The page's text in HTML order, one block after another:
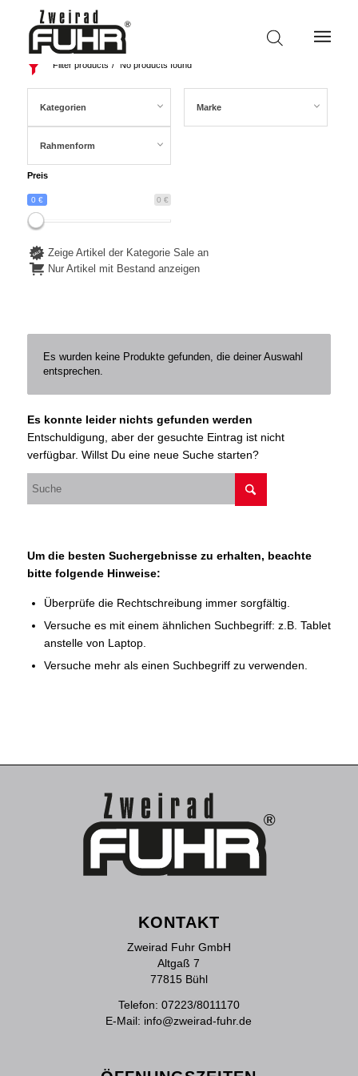
Filter products No products found
Kategorien Marke
Rahmenform
Preis
0 €
0 €
Zeige Artikel der Kategorie Sale an
Nur Artikel mit Bestand anzeigen
Es wurden keine Produkte gefunden, die deiner Auswahl
entsprechen.
Es konnte leider nichts gefunden werden
Entschuldigung, aber der gesuchte Eintrag ist nicht
verfügbar. Willst Du eine neue Suche starten?
Um die besten Suchergebnisse zu erhalten, beachte
bitte folgende Hinweise:
Überprüfe die Rechtschreibung immer sorgfältig.
Versuche es mit einem ähnlichen Suchbegriff: z.B. Tablet
anstelle von Laptop.
Versuche mehr als einen Suchbegriff zu verwenden.
KONTAKT
Zweirad Fuhr GmbH
Altgaß 7
77815 Bühl
Telefon: 07223/8011170
E-Mail: info@zweirad-fuhr.de